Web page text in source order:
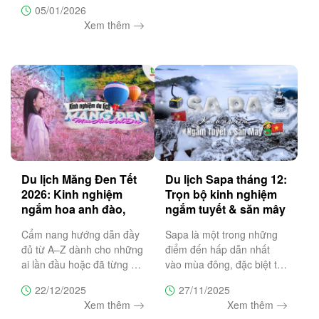
thể bỏ lỡ, bật mí top 20 địa
điểm săn hoa anh đào đẹp
05/01/2026
Xem thêm
Du lịch Măng Đen Tết
2026: Kinh nghiệm
ngắm hoa anh đào,
Cẩm nang hướng dẫn đầy
đủ từ A–Z dành cho những
ai lần đầu hoặc đã từng du
chọn đúng thời điểm, lên
lịch trình hợp lý, ngắm hoa
22/12/2025
Xem thêm
Du lịch Sapa tháng 12:
Trọn bộ kinh nghiệm
ngắm tuyết & săn mây
Sapa là một trong những
điểm đến hấp dẫn nhất
vào mùa đông, đặc biệt từ
du khách có cơ hội săn
tuyết và chiêm ngưỡng
27/11/2025
Xem thêm